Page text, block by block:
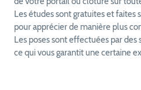
Les études sont gratuites et faites
pour apprécier de manière plus
Les poses sont effectuées par des
ce qui vous garantit une certaine